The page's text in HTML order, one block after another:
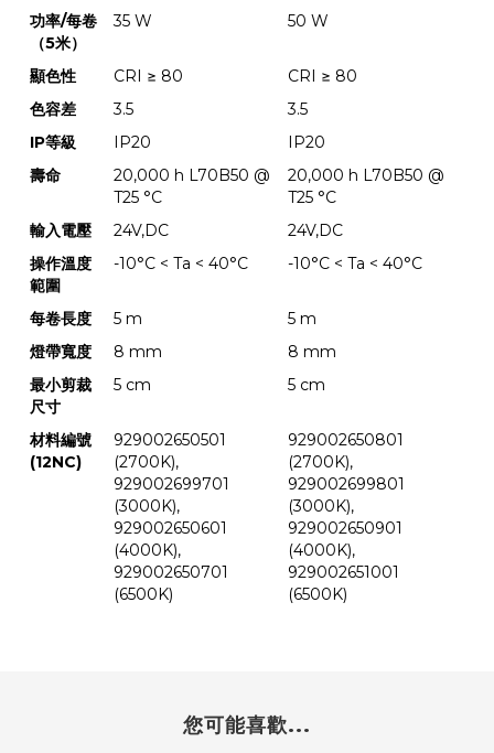
功率/每卷
（5米）
35 W 50 W
顯色性 CRI ≥ 80
CRI ≥ 80
色容差
3.5
3.5
IP等級
IP20
IP20
壽命
20,000 h L70B50 @
T25 °C
20,000 h L70B50 @
T25 °C
輸入電壓
24V,DC
24V,DC
操作溫度
範圍
-10°C < Ta < 40°C -10°C < Ta < 40°C
每卷長度 5 m
5 m
燈帶寬度
8 mm
8 mm
最小剪裁
尺寸
5 cm 5 cm
材料編號
(12NC)
929002650501
(2700K),
929002699701
(3000K),
929002650601
(4000K),
929002650701
(6500K)
929002650801
(2700K),
929002699801
(3000K),
929002650901
(4000K),
929002651001
(6500K)
您可能喜歡...